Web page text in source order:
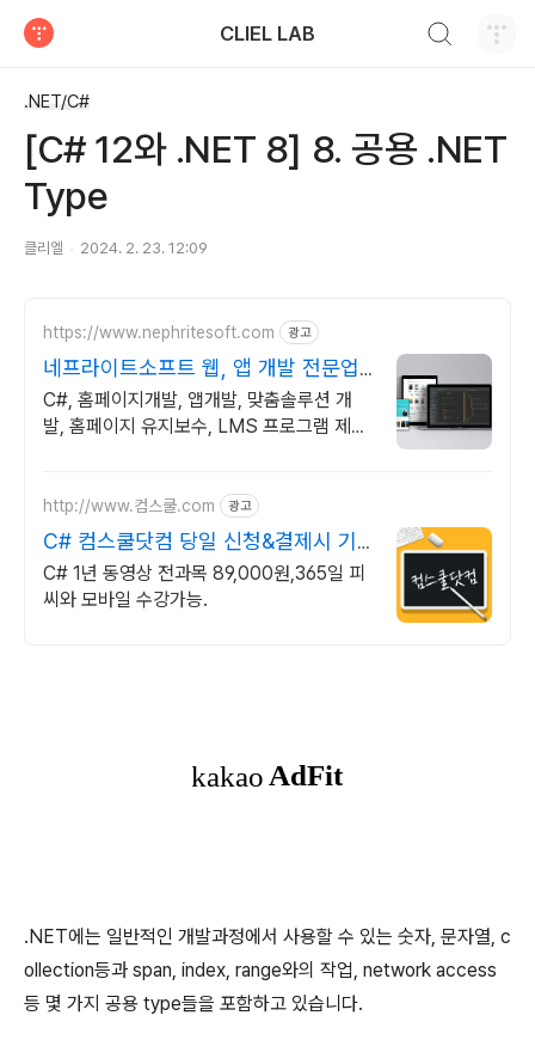
CLIEL LAB
.NET/C#
[C# 12와 .NET 8] 8. 공용 .NET
Type
클리엘 2024. 2. 23. 12:09
https://www.nephritesoft.com 광고
네프라이트소프트 웹, 앱 개발 전문업
체
C#, 홈페이지개발, 앱개발, 맞춤솔루션 개
발, 홈페이지 유지보수, LMS 프로그램 제작
http://www.컴스쿨.com 광고
C# 컴스쿨닷컴 당일 신청&결제시 기
프티콘!
C# 1년 동영상 전과목 89,000원,365일 피
씨와 모바일 수강가능.
.NET에는 일반적인 개발과정에서 사용할 수 있는 숫자, 문자열, c
ollection등과 span, index, range와의 작업, network access
등 몇 가지 공용 type들을 포함하고 있습니다.